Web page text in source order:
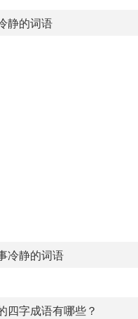
静的词语
冷静的词语
四字成语有哪些？